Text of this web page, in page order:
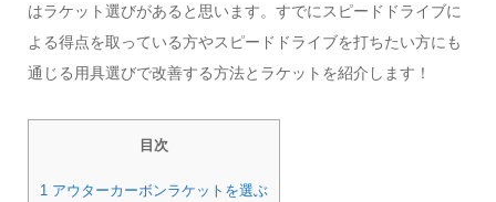
はラケット選びがあると思います。すでにスピードドライブに
よる得点を取っている方やスピードドライブを打ちたい方にも
通じる用具選びで改善する方法とラケットを紹介します！
目次
1 アウターカーボンラケットを選ぶ